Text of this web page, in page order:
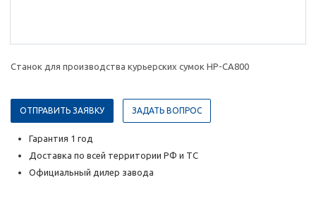
Станок для производства курьерских сумок HP-CA800
ОТПРАВИТЬ ЗАЯВКУ ЗАДАТЬ ВОПРОС
Гарантия 1 год
Доставка по всей территории РФ и ТС
Официальный дилер завода